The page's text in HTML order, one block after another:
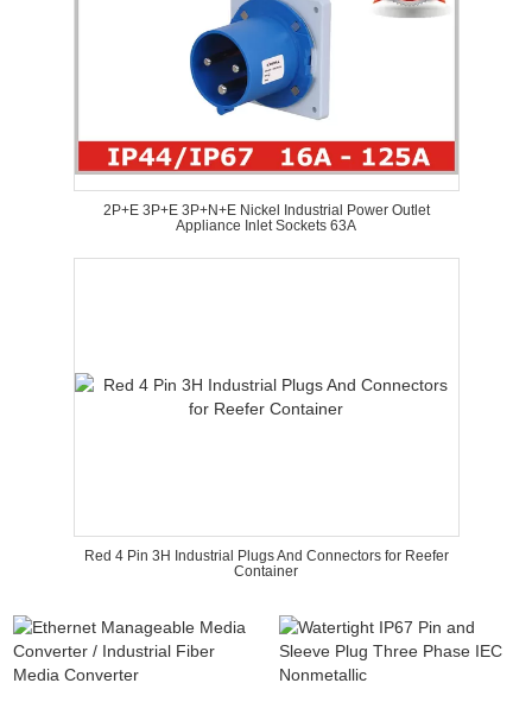
2P+E 3P+E 3P+N+E Nickel Industrial Power Outlet
Appliance Inlet Sockets 63A
Red 4 Pin 3H Industrial Plugs And Connectors for Reefer
Container